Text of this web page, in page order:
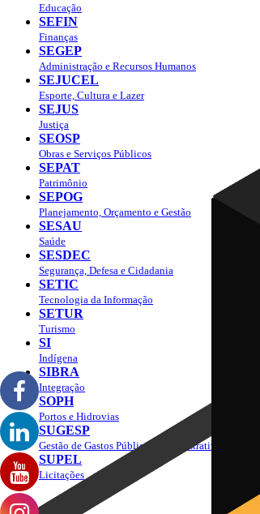
Educação
SEFIN
Finanças
SEGEP
Administração e Recursos Humanos
SEJUCEL
Esporte, Cultura e Lazer
SEJUS
Justiça
SEOSP
Obras e Serviços Públicos
SEPAT
Patrimônio
SEPOG
Planejamento, Orçamento e Gestão
SESAU
Saúde
SESDEC
Segurança, Defesa e Cidadania
SETIC
Tecnologia da Informação
SETUR
Turismo
SI
Indígena
SIBRA
Integração
SOPH
Portos e Hidrovias
SUGESP
Gestão de Gastos Públicos Administrativos
SUPEL
Licitações